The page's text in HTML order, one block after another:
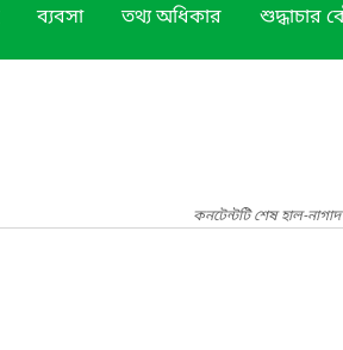
ব্যবসা তথ্য অধিকার শুদ্ধাচার
কনটেন্টটি শেষ হাল-